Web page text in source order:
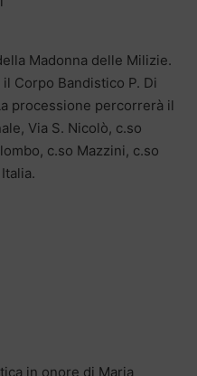
Madonna delle Milizie.
Corpo Bandistico P. Di
processione percorrerà il
Via S. Nicolò, c.so
c.so Mazzini, c.so
in onore di Maria